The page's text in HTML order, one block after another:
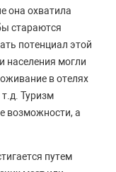
она охватила
стараются
потенциал этой
населения могли
в отелях
т.д. Туризм
возможности, а
путем